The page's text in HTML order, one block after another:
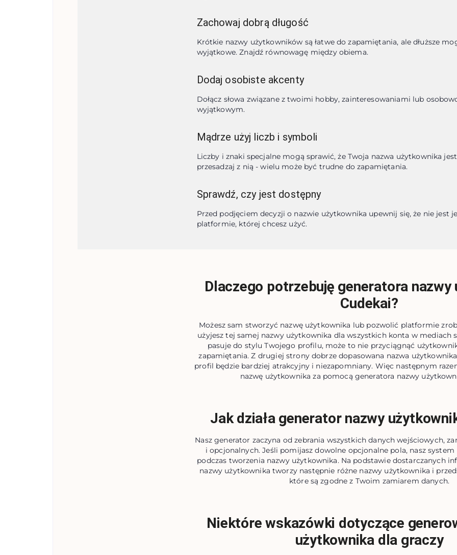
Zachowaj dobrą długość
Krótkie nazwy użytkowników są łatwe do zapamiętania, ale dłuższe
wyjątkowe. Znajdź równowagę między obiema.
Dodaj osobiste akcenty
Dołącz słowa związane z twoimi hobby, zainteresowaniami lub
wyjątkowym.
Mądrze użyj liczb i symboli
Liczby i znaki specjalne mogą sprawić, że Twoja nazwa użytkownika
przesadzaj z nią - wielu może być trudne do zapamiętania.
Sprawdź, czy jest dostępny
Przed podjęciem decyzji o nazwie użytkownika upewnij się, że nie jest
platformie, której chcesz użyć.
Dlaczego potrzebuję generatora
Cudekai?
Możesz sam stworzyć nazwę użytkownika lub pozwolić platformie
użyjesz tej samej nazwy użytkownika dla wszystkich konta w mediach
pasuje do stylu Twojego profilu, może to nie przyciągnąć
zapamiętania. Z drugiej strony dobrze dopasowana nazwa
profil będzie bardziej atrakcyjny i niezapomniany. Więc następnym
nazwę użytkownika za pomocą generatora nazwy
Jak działa generator nazwy
Nasz generator zaczyna od zebrania wszystkich danych wejściowych,
i opcjonalnych. Jeśli pomijasz dowolne opcjonalne pola, nasz
podczas tworzenia nazwy użytkownika. Na podstawie dostarczanych
nazwy użytkownika tworzy następnie różne nazwy użytkownika i
które są zgodne z Twoim zamiarem danych.
Niektóre wskazówki dotyczące
użytkownika dla graczy